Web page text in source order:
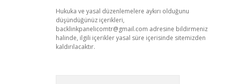
Hukuka ve yasal düzenlemelere aykırı olduğunu
düşündüğünüz içerikleri,
backlinkpanelicomtr@gmail.com adresine bildirmeniz
halinde, ilgili içerikler yasal süre içerisinde sitemizden
kaldırılacaktır.